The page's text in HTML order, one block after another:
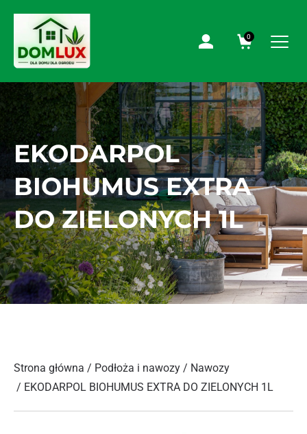
0
EKODARPOL
BIOHUMUS EXTRA
DO ZIELONYCH 1L
Strona główna / Podłoża i nawozy / Nawozy
/ EKODARPOL BIOHUMUS EXTRA DO ZIELONYCH 1L